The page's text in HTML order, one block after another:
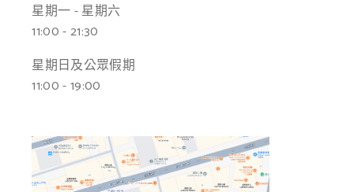
星期一 - 星期六
11:00 - 21:30
星期日及公眾假期
11:00 - 19:00